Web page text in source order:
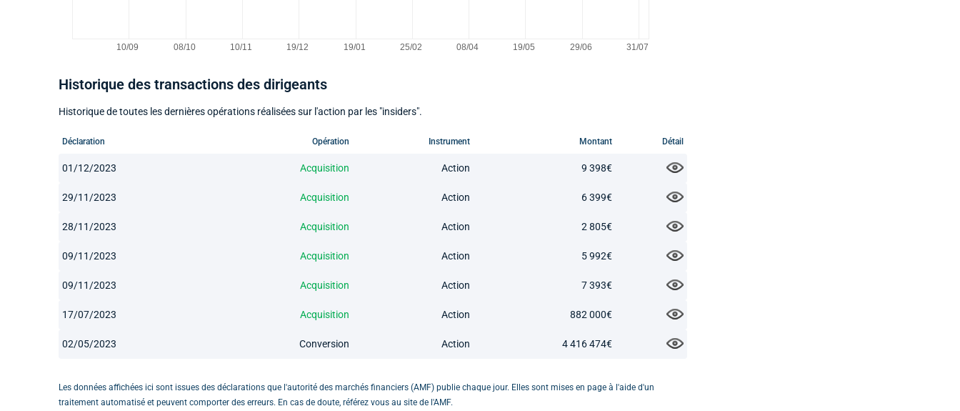
Historique des transactions des dirigeants
Historique de toutes les dernières opérations réalisées sur l'action par les "insiders".
Déclaration Opération Instrument Montant Détail
01/12/2023 Acquisition Action 9 398€
29/11/2023 Acquisition Action 6 399€
28/11/2023 Acquisition Action 2 805€
09/11/2023 Acquisition Action 5 992€
09/11/2023 Acquisition Action 7 393€
17/07/2023 Acquisition Action 882 000€
02/05/2023 Conversion Action 4 416 474€
Les données affichées ici sont issues des déclarations que l'autorité des marchés financiers (AMF) publie chaque jour. Elles sont mises en page à l'aide d'un
traitement automatisé et peuvent comporter des erreurs. En cas de doute, référez vous au site de l'AMF.